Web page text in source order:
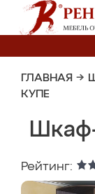
ГЛАВНАЯ →
КУПЕ
Рейтинг: